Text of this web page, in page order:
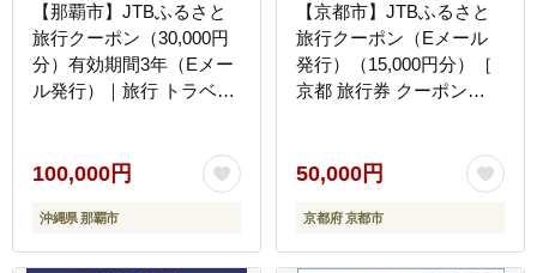
【那覇市】JTBふるさと
旅行クーポン（30,000円
分）有効期間3年（Eメー
ル発行）｜旅行 トラベル
旅行予約 ホテル 旅館 チ
ケット 子供 子連れ カッ
プル 家族 人気 おすすめ
旅行クーポン 店頭 オンラ
100,000円
沖縄県 那覇市
【京都市】JTBふるさと
旅行クーポン（Eメール
発行）（15,000円分）［
京都 旅行券 クーポン
フト 宿泊券 ホテル 旅館
宿泊 観光 グルメ 人気 お
すすめ ふるさと納税 ］
50,000円
京都府 京都市